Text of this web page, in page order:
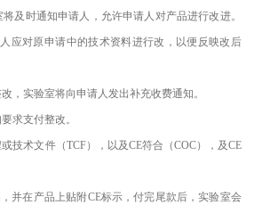
及时通知申请人，允许申请人对产品进行改进。
应对原申请中的技术资料进行改，以便反映改后
，实验室将向申请人发出补充收费通知。
求支付整改。
技术文件（TCF），以及CE符合（COC），及CE
并在产品上贴附CE标示，付完尾款后，实验室会